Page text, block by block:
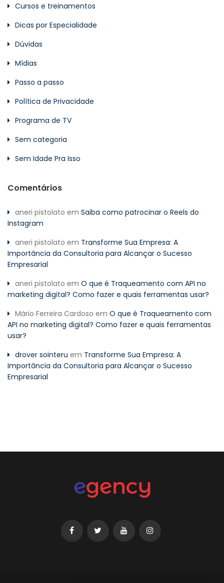
Cursos e treinamentos
Dicas por Especialidade
Dúvidas
Mídias
Passo a passo
Política de Privacidade
Programa de TV
Sem categoria
Sem Idade Pra Isso
Comentários
aneri pistolato em Saiba como patrocinar o Reels do
Instagram
aneri pistolato em Transforme Sua Empresa: A
Importância da Consultoria para Alcançar o Sucesso
Empresarial
aneri pistolato em O que é Traqueamento com API no
marketing digital? Como fazer e quais ferramentas usar?
Mário Ferreira Cardoso em O que é Traqueamento com
API no marketing digital? Como fazer e quais ferramentas
usar?
drover sointeru em Transforme Sua Empresa: A
Importância da Consultoria para Alcançar o Sucesso
Empresarial